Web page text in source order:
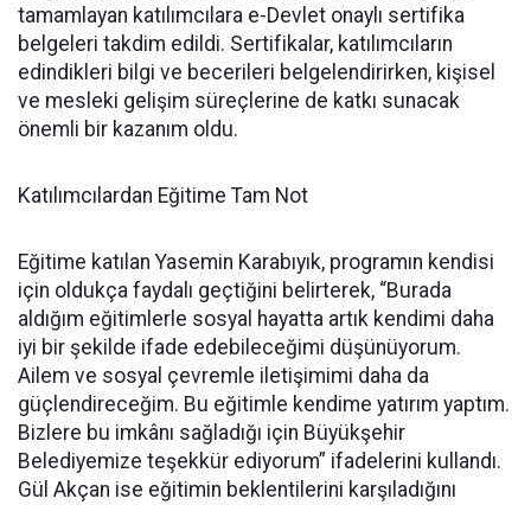
tamamlayan katılımcılara e-Devlet onaylı sertifika
belgeleri takdim edildi. Sertifikalar, katılımcıların
edindikleri bilgi ve becerileri belgelendirirken, kişisel
ve mesleki gelişim süreçlerine de katkı sunacak
önemli bir kazanım oldu.
Katılımcılardan Eğitime Tam Not
Eğitime katılan Yasemin Karabıyık, programın kendisi
için oldukça faydalı geçtiğini belirterek, “Burada
aldığım eğitimlerle sosyal hayatta artık kendimi daha
iyi bir şekilde ifade edebileceğimi düşünüyorum.
Ailem ve sosyal çevremle iletişimimi daha da
güçlendireceğim. Bu eğitimle kendime yatırım yaptım.
Bizlere bu imkânı sağladığı için Büyükşehir
Belediyemize teşekkür ediyorum” ifadelerini kullandı.
Gül Akçan ise eğitimin beklentilerini karşıladığını